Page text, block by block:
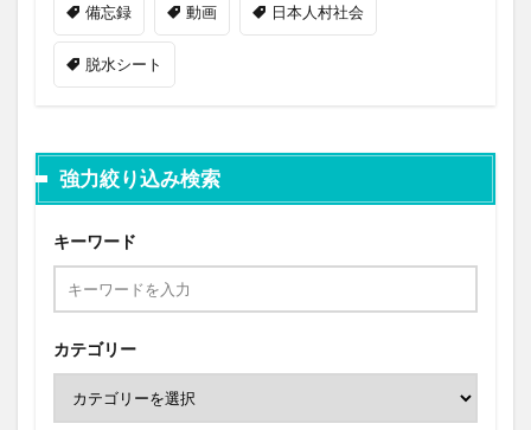
備忘録 動画 日本人村社会
脱水シート
強力絞り込み検索
キーワード
カテゴリー